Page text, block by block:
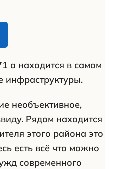
а находится в самом
инфраструктуры.
необъективное,
Рядом находится
этого района это
есть всё что можно
современного